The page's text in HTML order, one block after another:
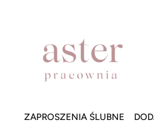
ZAPROSZENIA ŚLUBNE